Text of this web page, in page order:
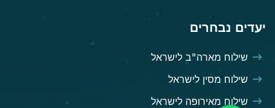
יעדים נבחרים
שילוח מארה"ב לישראל
שילוח מסין לישראל
שילוח מאירופה לישראל